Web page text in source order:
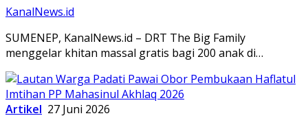
KanalNews.id
SUMENEP, KanalNews.id – DRT The Big Family
menggelar khitan massal gratis bagi 200 anak di…
Artikel 27 Juni 2026